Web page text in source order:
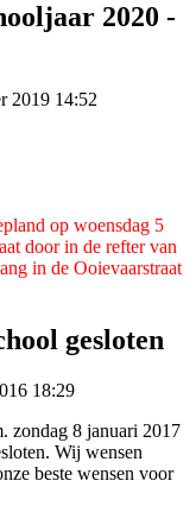
2020 -
2019 14:52
op woensdag 5
door in de refter van
in de Ooievaarstraat
gesloten
18:29
zondag 8 januari 2017
Wij wensen
beste wensen voor